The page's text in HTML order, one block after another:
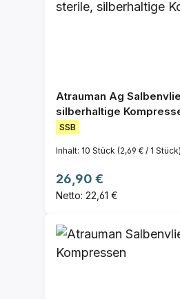
Atrauman Ag
silberhaltige
SSB
Inhalt: 10 Stück (2,69 € / 1 Stück)
Regulärer Preis:
26,90 €
Netto: 22,61 €